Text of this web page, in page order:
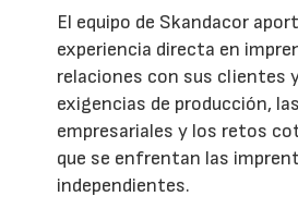
El equipo de Skandacor
experiencia directa en
relaciones con sus clientes
exigencias de producción,
empresariales y los retos
que se enfrentan las
independientes.